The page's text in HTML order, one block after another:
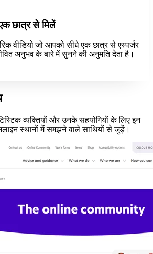
छात्र से मिलें
वीडियो जो आपको सीधे एक छात्र से एस्पर्जर
अनुभव के बारे में सुनने की अनुमति देता है।
व्यक्तियों और उनके सहयोगियों के लिए इन
स्थानों में समझने वाले साथियों से जुड़ें।